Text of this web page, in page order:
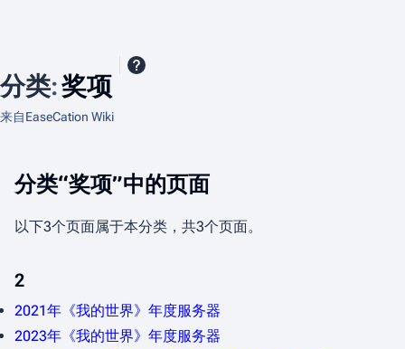
分类:奖项
来自EaseCation Wiki
分类“奖项”中的页面
以下3个页面属于本分类，共3个页面。
2
2021年《我的世界》年度服务器
2023年《我的世界》年度服务器